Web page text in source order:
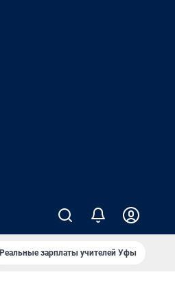
Реальные зарплаты учителей Уфы